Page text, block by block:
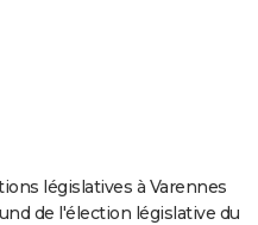
législatives à Varennes
de l'élection législative du